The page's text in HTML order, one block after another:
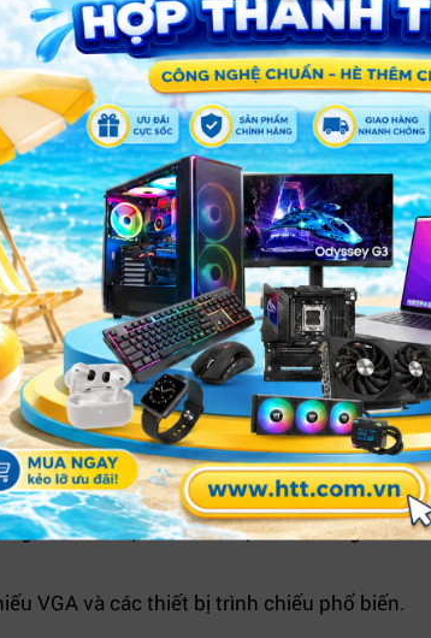
trình chiếu văn phòng, học tập và giải trí
cắm là sử dụng ngay, cực kỳ thuận tiện
phòng họp, lớp học hoặc bàn làm việc.
VGA Jasoz G116
chỉ là một phụ kiện chuyển đổi đơn
mới, người dùng chỉ cần một sợi cáp
ổn định hơn, giảm hiện tượng nhòe
sử dụng lâu dài trong môi trường văn
kết nối hoặc mất tín hiệu sau thời gian dài
VGA và các thiết bị trình chiếu phổ biến.